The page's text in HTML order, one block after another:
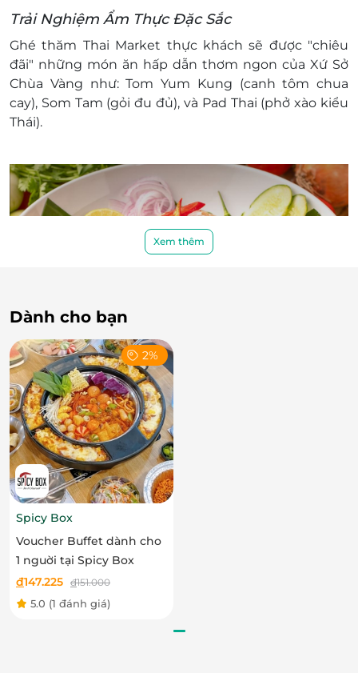
thuộc Lô CCĐT - 01, Khu B1, Khu Trung
Tâm Giải Trí, nhà ở và công viên sinh thái
đảo Vũ Yên, Phường Thuỷ Nguyên, TP
Hải Phòng
Một khách hàng được mua nhiều E-Voucher/E-
Coupon
E-Voucher/E-Coupon không có giá trị quy đổi
Không áp dụng tách bill, tách bàn dưới mọi hình
thức để sử dụng nhiều ưu đãi
Giá đã bao gồm VAT.
Trải Nghiệm Ẩm Thực Đặc Sắc
Ghé thăm Thai Market thực khách sẽ được "chiêu
đãi" những món ăn hấp dẫn thơm ngon của Xứ Sở
Chùa Vàng như: Tom Yum Kung (canh tôm chua
cay), Som Tam (gỏi đu đủ), và Pad Thai (phở xào kiểu
Thái).
Bên cạnh đó, các siêu đầu bếp của Thai Market luôn
sáng tạo chế biến các món ăn theo phong cách độc
đáo làm tăng sự hấp dẫn của các món ăn truyền
thống. Tại đây, bạn có thể cảm nhận không khí rộn
ràng của lễ hội Thái hòa quyện với nền văn hóa đa
dạng của xứ chùa Vàng, trong khi vẫn giữ được nét
tinh tế của ẩm thực Việt.
Xem thêm
Dành cho bạn
2%
Spicy Box
Voucher Buffet dành cho
1 nguời tại Spicy Box
đ147.225 đ151.000
5.0 (1 đánh giá)